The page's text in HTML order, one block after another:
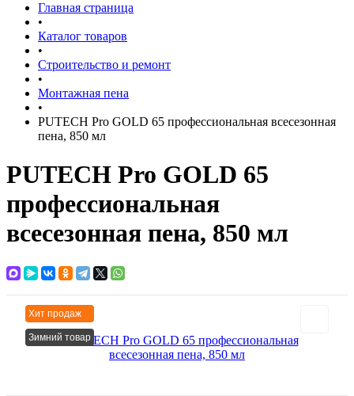
Главная страница
•
Каталог товаров
•
Строительство и ремонт
•
Монтажная пена
•
PUTECH Pro GOLD 65 профессиональная всесезонная
пена, 850 мл
PUTECH Pro GOLD 65
профессиональная
всесезонная пена, 850 мл
Хит продаж
Зимний товар